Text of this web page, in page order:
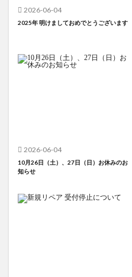
2026-06-04
2025年 明けましておめでとうございます
2026-06-04
10月26日（土）、27日（日）お休みのお
知らせ